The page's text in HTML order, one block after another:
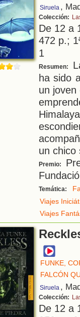
Siruela ,
Colección:
De 12 a
472 p.;
1
Resumen:
ha sido
un
un chico
Premio:
Temática:
Viajes
Viajes
FUNKE,
FALCÓN
Siruela ,
Colección:
De 12 a